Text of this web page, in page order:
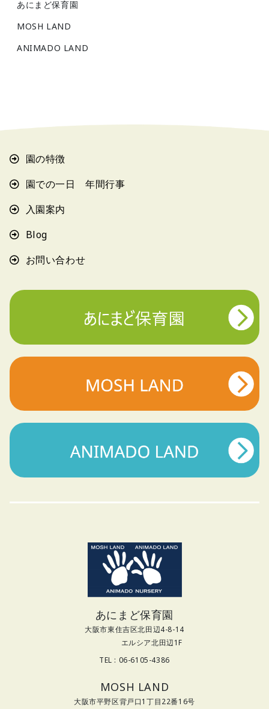
あにまど保育園
MOSH LAND
ANIMADO LAND
園の特徴
園での一日 年間行事
入園案内
Blog
お問い合わせ
あにまど保育園
大阪市東住吉区北田辺4-8-14
エルシア北田辺1F
TEL : 06-6105-4386
MOSH LAND
大阪市平野区背戸口1丁目22番16号